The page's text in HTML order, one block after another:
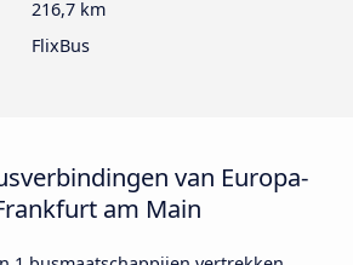
216,7 km
FlixBus
van Europa-
am Main